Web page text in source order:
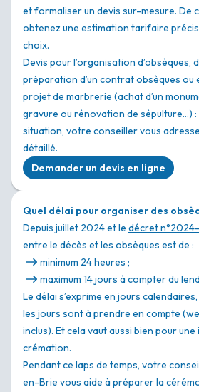
et formaliser un devis sur-mesure. De
obtenez une estimation tarifaire
choix.
Devis pour l’organisation d’obsèques,
préparation d’un contrat obsèques ou
projet de marbrerie (achat d’un
gravure ou rénovation de sépulture…)
situation, votre conseiller vous
détaillé.
Demander un devis en ligne
Quel délai pour organiser des
Depuis juillet 2024 et le décret
entre le décès et les obsèques est de :
minimum 24 heures ;
maximum 14 jours à compter du
Le délai s’exprime en jours
les jours sont à prendre en compte
inclus). Et cela vaut aussi bien pour une
crémation.
Pendant ce laps de temps, votre
en-Brie vous aide à préparer la